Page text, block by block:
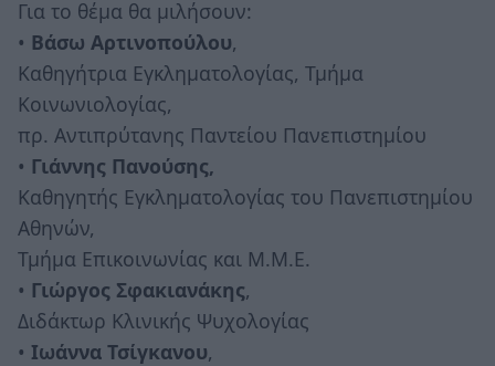
Για το θέμα θα μιλήσουν:
• Βάσω Αρτινοπούλου,
Καθηγήτρια Εγκληματολογίας, Τμήμα
Κοινωνιολογίας,
πρ. Αντιπρύτανης Παντείου Πανεπιστημίου
• Γιάννης Πανούσης,
Καθηγητής Εγκληματολογίας του Πανεπιστημίου
Αθηνών,
Τμήμα Επικοινωνίας και Μ.Μ.Ε.
• Γιώργος Σφακιανάκης,
Διδάκτωρ Κλινικής Ψυχολογίας
• Ιωάννα Τσίγκανου,